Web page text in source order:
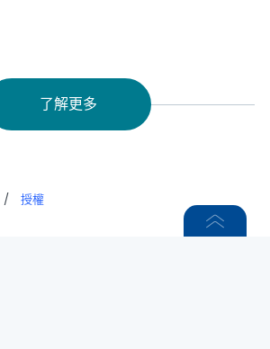
了解更多
/ 授權